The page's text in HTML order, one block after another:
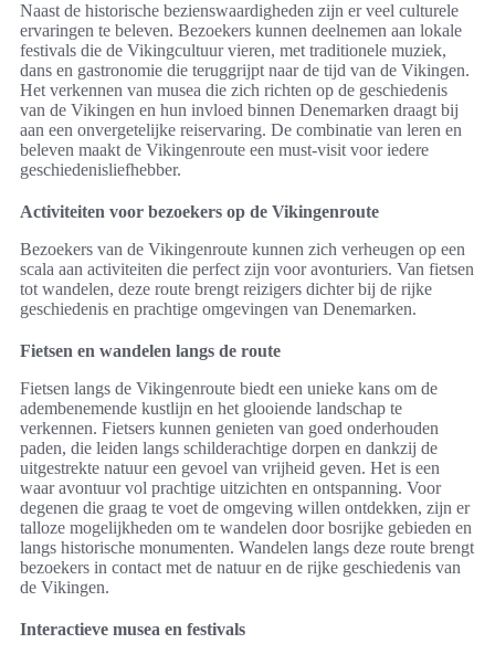
Naast de historische bezienswaardigheden zijn er veel culturele
ervaringen te beleven. Bezoekers kunnen deelnemen aan lokale
festivals die de Vikingcultuur vieren, met traditionele muziek,
dans en gastronomie die teruggrijpt naar de tijd van de Vikingen.
Het verkennen van musea die zich richten op de geschiedenis
van de Vikingen en hun invloed binnen Denemarken draagt bij
aan een onvergetelijke reiservaring. De combinatie van leren en
beleven maakt de Vikingenroute een must-visit voor iedere
geschiedenisliefhebber.
Activiteiten voor bezoekers op de Vikingenroute
Bezoekers van de Vikingenroute kunnen zich verheugen op een
scala aan activiteiten die perfect zijn voor avonturiers. Van fietsen
tot wandelen, deze route brengt reizigers dichter bij de rijke
geschiedenis en prachtige omgevingen van Denemarken.
Fietsen en wandelen langs de route
Fietsen langs de Vikingenroute biedt een unieke kans om de
adembenemende kustlijn en het glooiende landschap te
verkennen. Fietsers kunnen genieten van goed onderhouden
paden, die leiden langs schilderachtige dorpen en dankzij de
uitgestrekte natuur een gevoel van vrijheid geven. Het is een
waar avontuur vol prachtige uitzichten en ontspanning. Voor
degenen die graag te voet de omgeving willen ontdekken, zijn er
talloze mogelijkheden om te wandelen door bosrijke gebieden en
langs historische monumenten. Wandelen langs deze route brengt
bezoekers in contact met de natuur en de rijke geschiedenis van
de Vikingen.
Interactieve musea en festivals